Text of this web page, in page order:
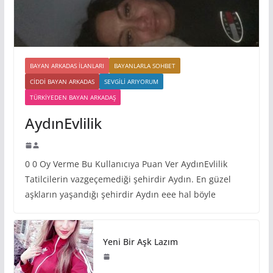
BAYAN ARKADAS ILANLARI
BAYANLARLA SOHBET
CIDDI BAYAN ARKADAS
SEVGILI ARIYORUM
TÜRKIYEDEN BAYAN ARKADAŞ
AydınEvlilik
0 0 Oy Verme Bu Kullanıcıya Puan Ver AydınEvlilik
Tatilcilerin vazgeçemediği şehirdir Aydın. En güzel
aşkların yaşandığı şehirdir Aydın eee hal böyle
Yeni Bir Aşk Lazım